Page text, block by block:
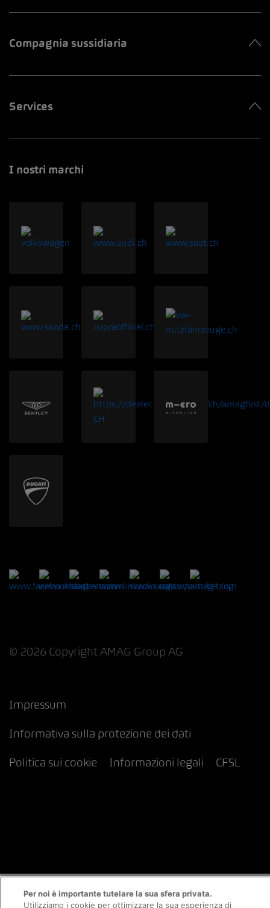
Compagnia sussidiaria
Services
I nostri marchi
© 2026 Copyright AMAG Group AG
Impressum
Informativa sulla protezione dei dati
Politica sui cookie Informazioni legali CFSL
Per noi è importante tutelare la sua sfera privata.
Utilizziamo i cookie per ottimizzare la sua esperienza di